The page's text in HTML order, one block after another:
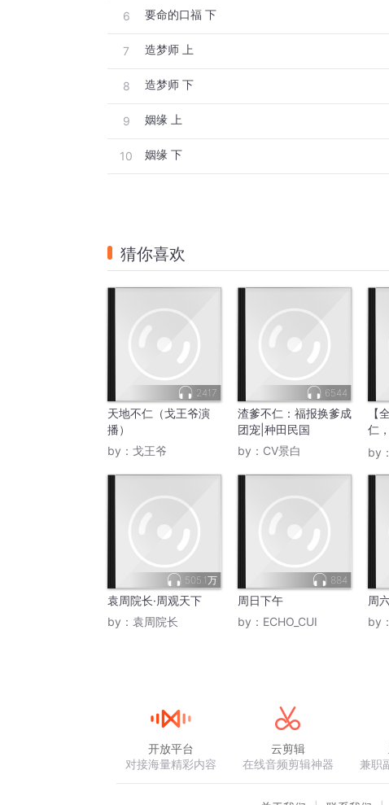
6 要命的口福 下
7 造梦师 上
8 造梦师 下
9 姻缘 上
10 姻缘 下
猜你喜欢
2417
天地不仁（戈王爷演
播）
by： 戈王爷
6544
渣爹不仁：福报换爹成
团宠|种田民国
by： CV景白
【
仁
幻想
by：
505.1万
袁周院长·周观天下
by： 袁周院长
884
周日下午
by： ECHO_CUI
周
by：
开放平台
对接海量精彩内容
云剪辑
在线音频剪辑神器
兼职